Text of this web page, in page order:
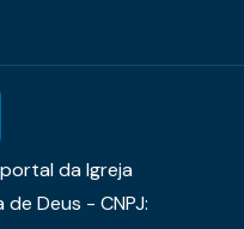
da Igreja
Deus - CNPJ: